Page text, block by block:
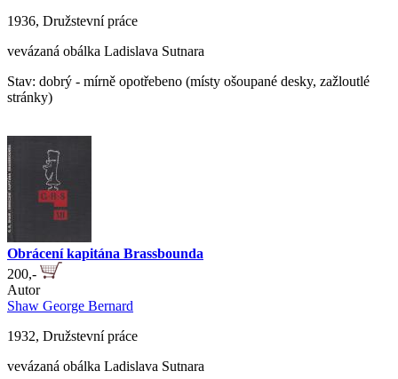
1936, Družstevní práce
vevázaná obálka Ladislava Sutnara
Stav: dobrý - mírně opotřebeno (místy ošoupané desky, zažloutlé
stránky)
Obrácení kapitána Brassbounda
200,-
Autor
Shaw George Bernard
1932, Družstevní práce
vevázaná obálka Ladislava Sutnara